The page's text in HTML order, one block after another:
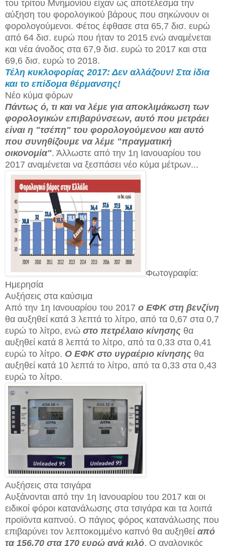
του τρίτου Μνημονίου είχαν ως αποτέλεσμα την
αύξηση του φορολογικού βάρους που σηκώνουν οι
φορολογούμενοι. Φέτος έφθασε στα 65,7 δισ. ευρώ
από 64 δισ. ευρώ που ήταν το 2015 ενώ αναμένεται
και νέα άνοδος στα 67,9 δισ. ευρώ το 2017 και στα
69,6 δισ. ευρώ το 2018.
Τέλη κυκλοφορίας 2017: Δεν αλλάζουν! Στα ίδια
και το επίδομα θέρμανσης!
Νέο κύμα φόρων
Πάντως ό, τι και να λέμε για αποκλιμάκωση των
φορολογικών επιβαρύνσεων, αυτό που μετράει
είναι η "τσέπη" του φορολογούμενου και αυτό
που συνηθίζουμε να λέμε "πραγματική
οικονομία". Άλλωστε από την 1η Ιανουαρίου του
2017 αναμένεται να ξεσπάσει νέο κύμα μέτρων...
Φωτογραφία:
Ημερησία
Αυξήσεις στα καύσιμα
Από την 1η Ιανουαρίου του 2017 ο ΕΦΚ στη βενζίνη
θα αυξηθεί κατά 3 λεπτά το λίτρο, από τα 0,67 στα 0,7
ευρώ το λίτρο, ενώ στο πετρέλαιο κίνησης θα
αυξηθεί κατά 8 λεπτά το λίτρο, από τα 0,33 στα 0,41
ευρώ το λίτρο. Ο ΕΦΚ στο υγραέριο κίνησης θα
αυξηθεί κατά 10 λεπτά το λίτρο, από τα 0,33 στα 0,43
ευρώ το λίτρο.
Αυξήσεις στα τσιγάρα
Αυξάνονται από την 1η Ιανουαρίου του 2017 και οι
ειδικοί φόροι κατανάλωσης στα τσιγάρα και τα λοιπά
προϊόντα καπνού. Ο πάγιος φόρος κατανάλωσης που
επιβαρύνει τον λεπτοκομμένο καπνό θα αυξηθεί από
τα 156,70 στα 170 ευρώ ανά κιλό. Ο αναλογικός